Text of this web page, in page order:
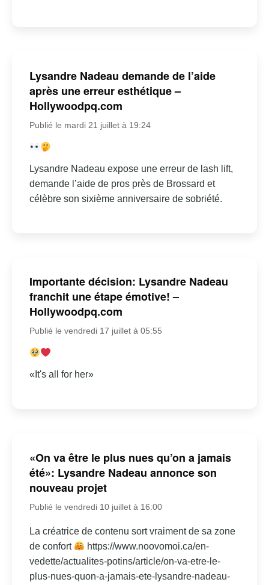
Lysandre Nadeau demande de l’aide
après une erreur esthétique –
Hollywoodpq.com
Publié le mardi 21 juillet à 19:24
Lysandre Nadeau expose une erreur de lash lift,
demande l’aide de pros près de Brossard et
célèbre son sixième anniversaire de sobriété.
Importante décision: Lysandre Nadeau
franchit une étape émotive! –
Hollywoodpq.com
Publié le vendredi 17 juillet à 05:55
«It's all for her»
«On va être le plus nues qu’on a jamais
été»: Lysandre Nadeau annonce son
nouveau projet
Publié le vendredi 10 juillet à 16:00
La créatrice de contenu sort vraiment de sa zone
de confort
https://www.noovomoi.ca/en-
vedette/actualites-potins/article/on-va-etre-le-
plus-nues-quon-a-jamais-ete-lysandre-nadeau-